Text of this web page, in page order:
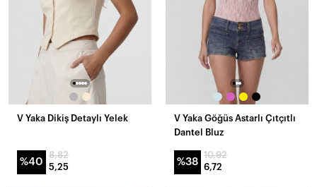
V Yaka Dikiş Detaylı Yelek
%40
8,82
5,25
V Yaka Göğüs Astarlı Çıtçıtlı
Dantel Bluz
%38
10,92
6,72